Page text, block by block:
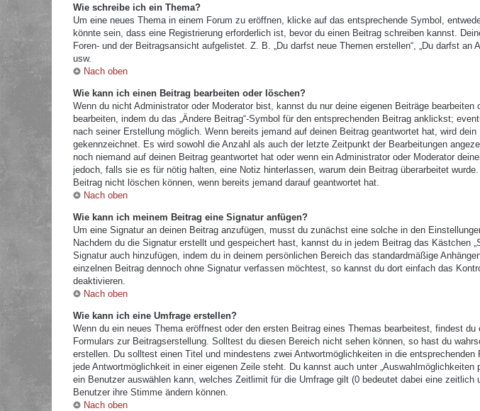
Wie schreibe ich ein Thema?
Um eine neues Thema in einem Forum zu eröffnen, klicke auf das entsprechende Symbol,
könnte sein, dass eine Registrierung erforderlich ist, bevor du einen Beitrag schreiben kannst.
Foren- und der Beitragsansicht aufgelistet. Z. B. „Du darfst neue Themen erstellen“, „Du darfst an
usw.
Nach oben
Wie kann ich einen Beitrag bearbeiten oder löschen?
Wenn du nicht Administrator oder Moderator bist, kannst du nur deine eigenen Beiträge
bearbeiten, indem du das „Ändere Beitrag“-Symbol für den entsprechenden Beitrag anklickst;
nach seiner Erstellung möglich. Wenn bereits jemand auf deinen Beitrag geantwortet hat, wird
gekennzeichnet. Es wird sowohl die Anzahl als auch der letzte Zeitpunkt der Bearbeitungen
noch niemand auf deinen Beitrag geantwortet hat oder wenn ein Administrator oder Moderator
jedoch, falls sie es für nötig halten, eine Notiz hinterlassen, warum dein Beitrag überarbeitet
Beitrag nicht löschen können, wenn bereits jemand darauf geantwortet hat.
Nach oben
Wie kann ich meinem Beitrag eine Signatur anfügen?
Um eine Signatur an deinen Beitrag anzufügen, musst du zunächst eine solche in den
Nachdem du die Signatur erstellt und gespeichert hast, kannst du in jedem Beitrag das Kästchen
Signatur auch hinzufügen, indem du in deinem persönlichen Bereich das standardmäßige
einzelnen Beitrag dennoch ohne Signatur verfassen möchtest, so kannst du dort einfach das
deaktivieren.
Nach oben
Wie kann ich eine Umfrage erstellen?
Wenn du ein neues Thema eröffnest oder den ersten Beitrag eines Themas bearbeitest, findest du
Formulars zur Beitragserstellung. Solltest du diesen Bereich nicht sehen können, so hast du
erstellen. Du solltest einen Titel und mindestens zwei Antwortmöglichkeiten in die
jede Antwortmöglichkeit in einer eigenen Zeile steht. Du kannst auch unter „Auswahlmöglichkeiten
ein Benutzer auswählen kann, welches Zeitlimit für die Umfrage gilt (0 bedeutet dabei eine
Benutzer ihre Stimme ändern können.
Nach oben